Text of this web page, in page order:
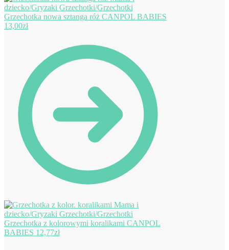
Grzechotka nowa sztanga róż CANPOL BABIES
13,00zł
Grzechotka z kolorowymi koralikami CANPOL
BABIES 12,77zł